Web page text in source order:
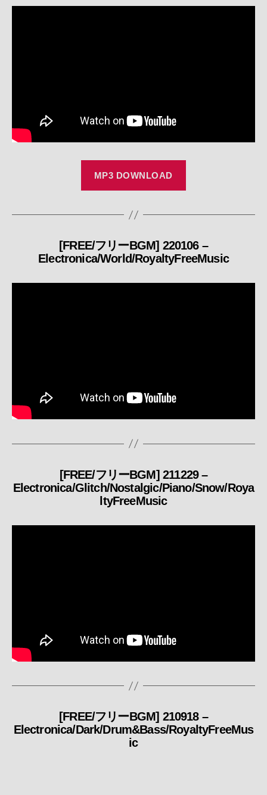
リ
MP3 DOWNLOAD
カ
テ
リ
[FREE/フリーBGM] 220106 –
Electronica/World/RoyaltyFreeMusic
カ
テ
ゴ
ー
[FREE/フリーBGM] 211229 –
Electronica/Glitch/Nostalgic/Piano/Snow/Roya
ltyFreeMusic
カ
テ
ゴ
[FREE/フリーBGM] 210918 –
Electronica/Dark/Drum&Bass/RoyaltyFreeMus
ic